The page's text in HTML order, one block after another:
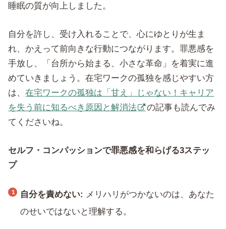
睡眠の質が向上しました。
自分を許し、受け入れることで、心にゆとりが生ま
れ、かえって前向きな行動につながります。罪悪感を
手放し、「台所から始まる、小さな革命」を着実に進
めていきましょう。在宅ワークの孤独を感じやすい方
は、在宅ワークの孤独は「甘え」じゃない！キャリア
を失う前に知るべき原因と解消法
の記事も読んでみ
てくださいね。
セルフ・コンパッションで罪悪感を和らげる3ステッ
プ
自分を責めない: メリハリがつかないのは、あなた
のせいではないと理解する。